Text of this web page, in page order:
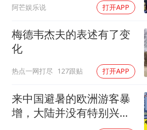
夯实基础开新局
阿芒娱乐说 打开APP
梅德韦杰夫的表述有了变
化
热点一网打尽 127跟贴 打开APP
来中国避暑的欧洲游客暴
增，大陆并没有特别兴